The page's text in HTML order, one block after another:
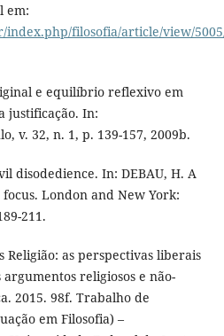
em:
index.php/filosofia/article/view/
e equilíbrio reflexivo em
justificação. In:
v. 32, n. 1, p. 139-157, 2009b.
disodedience. In: DEBAU, H. A
London and New York:
211.
Religião: as perspectivas liberais
religiosos e não-
2015. 98f. Trabalho de
em Filosofia) –